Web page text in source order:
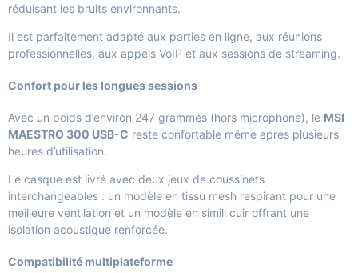
réduisant les bruits environnants.
Il est parfaitement adapté aux parties en ligne, aux réunions
professionnelles, aux appels VoIP et aux sessions de streaming.
Confort pour les longues sessions
Avec un poids d’environ 247 grammes (hors microphone), le MSI
MAESTRO 300 USB-C reste confortable même après plusieurs
heures d’utilisation.
Le casque est livré avec deux jeux de coussinets
interchangeables : un modèle en tissu mesh respirant pour une
meilleure ventilation et un modèle en simili cuir offrant une
isolation acoustique renforcée.
Compatibilité multiplateforme